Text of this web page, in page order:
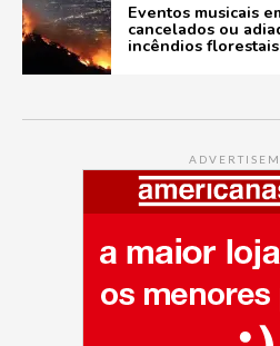
Eventos musicais
cancelados ou
incêndios florestais